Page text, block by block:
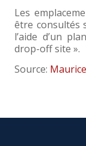
Les
être consultés
l’aide d’un
drop-off site ».
Source: